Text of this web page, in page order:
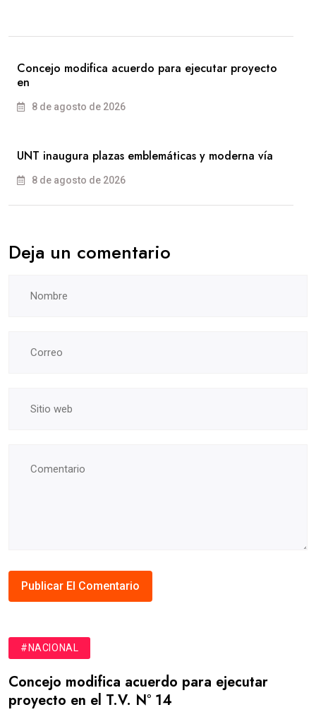
Concejo modifica acuerdo para ejecutar proyecto
en
8 de agosto de 2026
UNT inaugura plazas emblemáticas y moderna vía
8 de agosto de 2026
Deja un comentario
#NACIONAL
Concejo modifica acuerdo para ejecutar
proyecto en el T.V. N° 14